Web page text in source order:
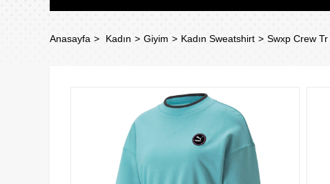
Anasayfa Kadın Giyim Kadın Sweatshirt Swxp Crew Tr